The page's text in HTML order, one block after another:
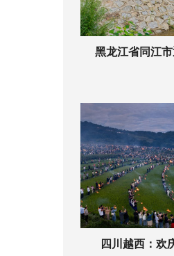
黑龙江省同江
四川越西：欢